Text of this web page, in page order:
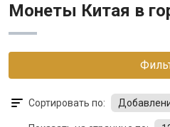
Монеты Китая в
Сортировать по: